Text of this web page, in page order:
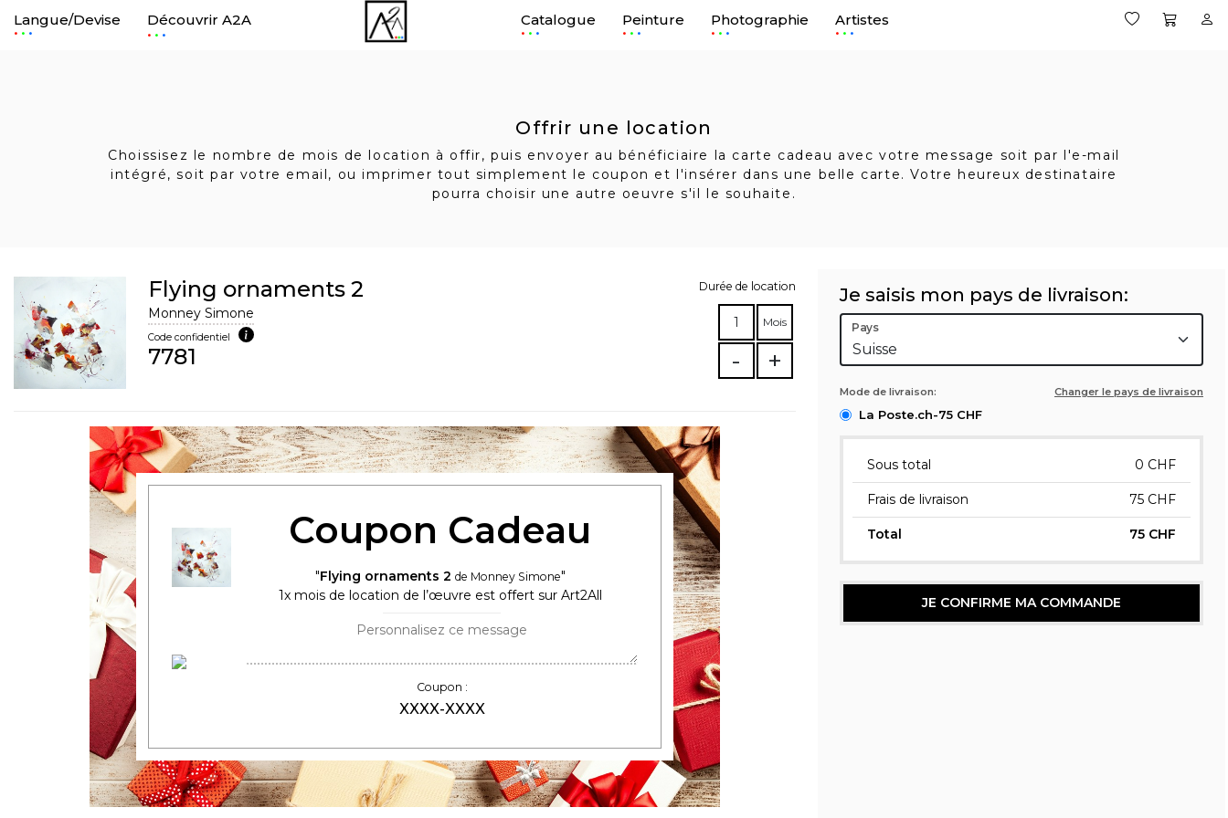
Langue/Devise
. Découvrir A2A
. Catalogue
. Peinture
. Photographie
. Artistes
.
Offrir une location
Choissisez le nombre de mois de location à offir, puis envoyer au bénéficiaire la carte cadeau avec votre message soit par l'e-mail
intégré, soit par votre email, ou imprimer tout simplement le coupon et l'insérer dans une belle carte. Votre heureux destinataire
pourra choisir une autre oeuvre s'il le souhaite.
Flying ornaments 2
Monney Simone
Code confidentiel
7781
Durée de location
1 Mois
- +
Coupon Cadeau
Flying ornaments 2 de Monney Simone
1x mois de location de l’œuvre est offert sur Art2All
Coupon :
XXXX-XXXX
Je saisis mon pays de livraison:
Pays
Mode de livraison: Changer le pays de livraison
La Poste.ch-75 CHF
Sous total 0 CHF
Frais de livraison 75 CHF
Total 75 CHF
JE CONFIRME MA COMMANDE